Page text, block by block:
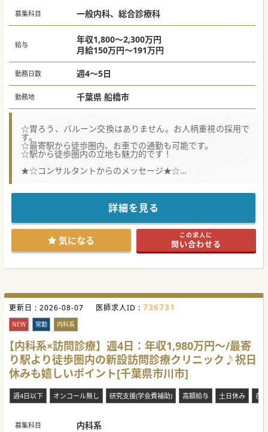
■土日祝は完全オフになります。夜間や週末のOCについて
は他の常勤医と分担頂きたいですが、無しのご相談も可能で
す。
＃秋入職可
募集科目 一般内科、総合診療科
給与
年収1,800～2,300万円
月給150万円～191万円
勤務日数 週4～5日
勤務地 千葉県 船橋市
☆胃ろう、バルーン交換はありません。お人柄重視の採用で
す。
☆最寄駅から徒歩圏内、お車での通勤も可能です。
☆駅から徒歩圏内の立地も魅力的です！
★☆コンサルタントからのメッセージ★☆
1名の患者に対して精神科医、内科医の2名体制で診療に取り
モデルケースとしては、精神科医による診療月1回＋内科医
による診療月1回です。
他領域はもう1人の医師が対応しますので、先生の領域のみ
をお願いします。
医療度の低い患者が中心なので、業務負担は少なめです。
今までのご経験や科目は問わず、お人柄重視の選考となりま
ご興味のある方は、お気軽にお問い合わせください。
#春入職可 #秋入職可
詳細を見る
気になる この求人に
問い合わせる
更新日 : 2026-08-07 医師求人ID : 736731
NEW 常勤 内科系
【内科系×訪問診療】週4日：年収1,980万円～/最寄
り駅より徒歩圏内の新設訪問診療クリニック♪祝日
休みも嬉しいポイント[千葉県市川市]
週4日以下 オンコール無し 研究支援(学会費補助) 高額給与 土日休み 在
募集科目 内科系